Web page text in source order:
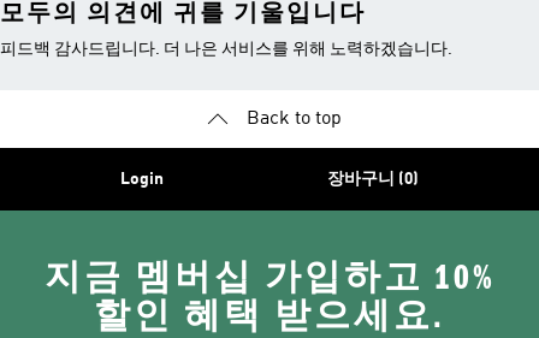
모두의 의견에 귀를 기울입니다
피드백 감사드립니다. 더 나은 서비스를 위해 노력하겠습니다.
Back to top
Login 장바구니 (0)
지금 멤버십 가입하고 10%
할인 혜택 받으세요.